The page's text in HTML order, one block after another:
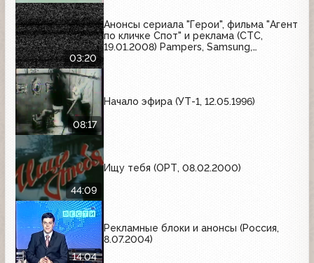
03:20
Анонсы сериала "Герои", фильма "Агент
по кличке Спот" и реклама (СТС,
19.01.2008) Pampers, Samsung,
08:17
Начало эфира (УТ-1, 12.05.1996)
44:09
Ищу тебя (ОРТ, 08.02.2000)
14:04
Рекламные блоки и анонсы (Россия,
8.07.2004)